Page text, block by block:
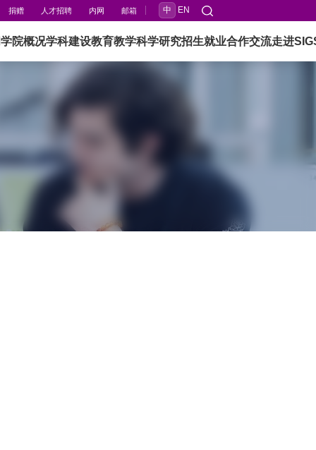
捐赠 人才招聘 内网 邮箱 中 EN
学院概况学科建设教育教学科学研究招生就业合作交流走进